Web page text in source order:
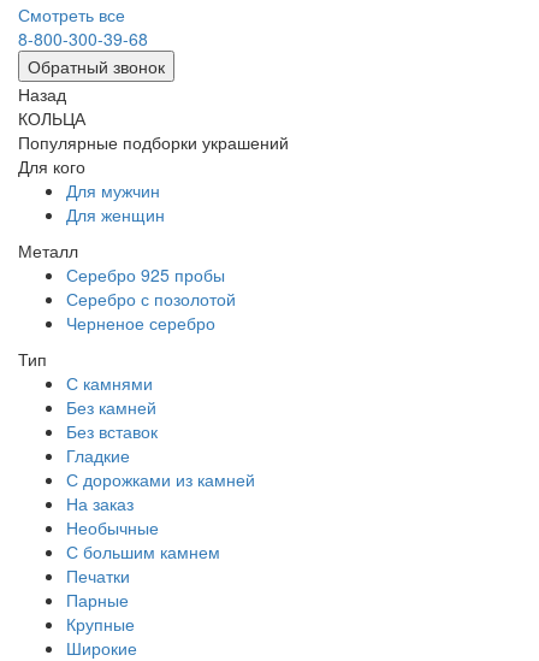
Смотреть все
8-800-300-39-68
Обратный звонок
Назад
КОЛЬЦА
Популярные подборки украшений
Для кого
Для мужчин
Для женщин
Металл
Серебро 925 пробы
Серебро с позолотой
Черненое серебро
Тип
С камнями
Без камней
Без вставок
Гладкие
С дорожками из камней
На заказ
Необычные
С большим камнем
Печатки
Парные
Крупные
Широкие